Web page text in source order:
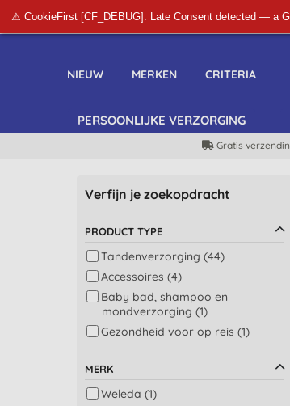
⚠ CookieFirst [CF_DEBUG]: Late Consent detected — a
NIEUW MERKEN CRITERIA
PERSOONLIJKE VERZORGING
Gratis
Verfijn je zoekopdracht
PRODUCT TYPE
Tandenverzorging (44)
Accessoires (4)
Baby bad, shampoo en
mondverzorging (1)
Gezondheid voor op reis (1)
MERK
Weleda (1)